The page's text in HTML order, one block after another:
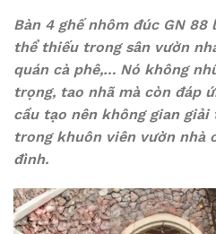
Bàn 4 ghế nhôm đúc GN
thể thiếu trong sân vườn
quán cà phê,… Nó không
trọng, tao nhã mà còn đáp
cầu tạo nên không gian
trong khuôn viên vườn nhà
đình.